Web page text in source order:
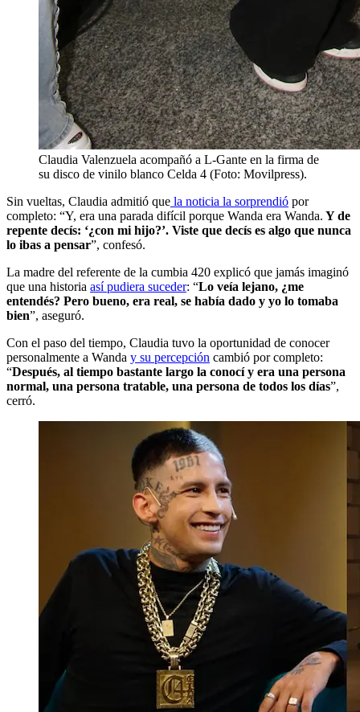
Claudia Valenzuela acompañó a L-Gante en la firma de
su disco de vinilo blanco Celda 4 (Foto: Movilpress).
Sin vueltas, Claudia admitió que la noticia la sorprendió por
completo: “Y, era una parada difícil porque Wanda era Wanda. Y de
repente decís: ‘¿con mi hijo?’. Viste que decís es algo que nunca
lo ibas a pensar”, confesó.
La madre del referente de la cumbia 420 explicó que jamás imaginó
que una historia así pudiera suceder: “Lo veía lejano, ¿me
entendés? Pero bueno, era real, se había dado y yo lo tomaba
bien”, aseguró.
Con el paso del tiempo, Claudia tuvo la oportunidad de conocer
personalmente a Wanda y su percepción cambió por completo:
“Después, al tiempo bastante largo la conocí y era una persona
normal, una persona tratable, una persona de todos los días”,
cerró.